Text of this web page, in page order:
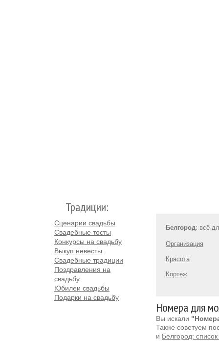
Традиции:
Сценарии свадьбы
Свадебные тосты
Конкурсы на свадьбу
Выкуп невесты
Свадебные традиции
Поздравления на
свадьбу
Юбилеи свадьбы
Подарки на свадьбу
Белгород: всё
Организация
Красота
Кортеж
Номера для
Вы искали
Также советуем
и Белгород: